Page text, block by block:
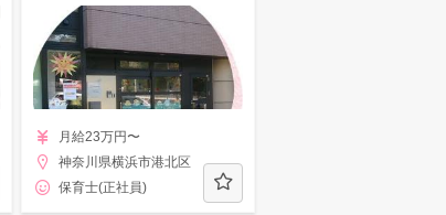
月給23万円〜
神奈川県横浜市港北区
保育士(正社員)